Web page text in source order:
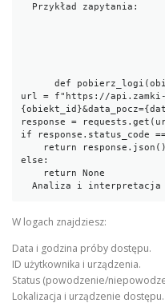
      def pobierz_logi(obiekt_id, data_pocz, data_kon):
url = f"https://api.zamki-
response =
if response.status_code
else:
Analiza i
W logach znajdziesz:
Data i godzina próby dostępu.
ID użytkownika i urządzenia.
Status (powodzenie/
Lokalizacja i urządzenie dostępu.